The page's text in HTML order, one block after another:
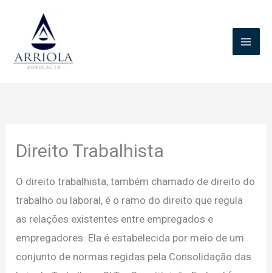
conteúdo
Direito Trabalhista
O direito trabalhista, também chamado de direito do
trabalho ou laboral, é o ramo do direito que regula
as relações existentes entre empregados e
empregadores. Ela é estabelecida por meio de um
conjunto de normas regidas pela Consolidação das